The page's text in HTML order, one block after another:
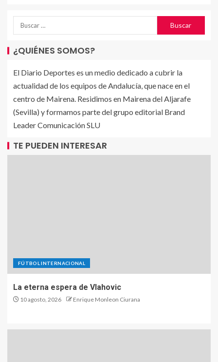
¿QUIÉNES SOMOS?
El Diario Deportes es un medio dedicado a cubrir la
actualidad de los equipos de Andalucía, que nace en el
centro de Mairena. Residimos en Mairena del Aljarafe
(Sevilla) y formamos parte del grupo editorial Brand
Leader Comunicación SLU
TE PUEDEN INTERESAR
FÚTBOL INTERNACIONAL
La eterna espera de Vlahovic
10 agosto, 2026 Enrique Monleon Ciurana